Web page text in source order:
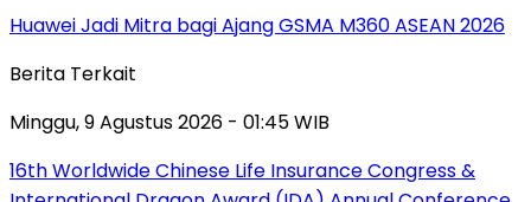
Huawei Jadi Mitra bagi Ajang GSMA M360 ASEAN 2026
Berita Terkait
Minggu, 9 Agustus 2026 - 01:45 WIB
16th Worldwide Chinese Life Insurance Congress &